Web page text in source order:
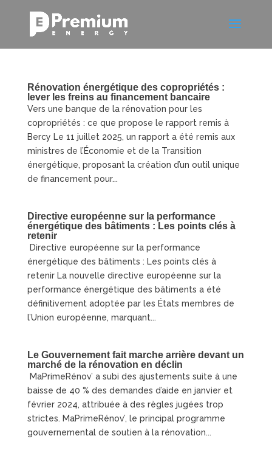
Rénovation énergétique des copropriétés :
lever les freins au financement bancaire
Vers une banque de la rénovation pour les
copropriétés : ce que propose le rapport remis à
Bercy Le 11 juillet 2025, un rapport a été remis aux
ministres de l’Économie et de la Transition
énergétique, proposant la création d’un outil unique
de financement pour...
Directive européenne sur la performance
énergétique des bâtiments : Les points clés à
retenir
Directive européenne sur la performance
énergétique des bâtiments : Les points clés à
retenir La nouvelle directive européenne sur la
performance énergétique des bâtiments a été
définitivement adoptée par les États membres de
l’Union européenne, marquant...
Le Gouvernement fait marche arrière devant un
marché de la rénovation en déclin
MaPrimeRénov’ a subi des ajustements suite à une
baisse de 40 % des demandes d’aide en janvier et
février 2024, attribuée à des règles jugées trop
strictes. MaPrimeRénov’, le principal programme
gouvernemental de soutien à la rénovation...